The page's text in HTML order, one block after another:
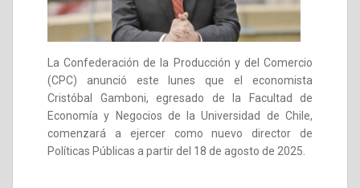
La Confederación de la Producción y del Comercio
(CPC) anunció este lunes que el economista
Cristóbal Gamboni, egresado de la Facultad de
Economía y Negocios de la Universidad de Chile,
comenzará a ejercer como nuevo director de
Políticas Públicas a partir del 18 de agosto de 2025.